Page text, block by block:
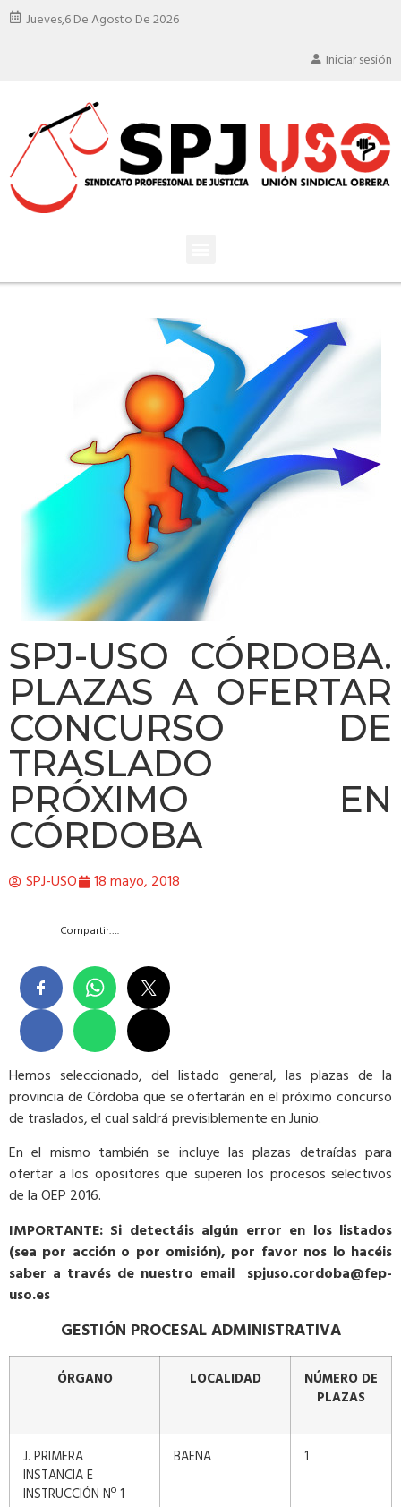
Jueves,6 De Agosto De 2026
Iniciar sesión
SPJ-USO CÓRDOBA.
PLAZAS A OFERTAR
CONCURSO DE
TRASLADO
PRÓXIMO EN
CÓRDOBA
SPJ-USO 18 mayo, 2018
Compartir….
Hemos seleccionado, del listado general, las plazas de la
provincia de Córdoba que se ofertarán en el próximo concurso
de traslados, el cual saldrá previsiblemente en Junio.
En el mismo también se incluye las plazas detraídas para
ofertar a los opositores que superen los procesos selectivos
de la OEP 2016.
IMPORTANTE: Si detectáis algún error en los listados
(sea por acción o por omisión), por favor nos lo hacéis
saber a través de nuestro email spjuso.cordoba@fep-
uso.es
GESTIÓN PROCESAL ADMINISTRATIVA
ÓRGANO LOCALIDAD
NÚMERO DE
PLAZAS
J. PRIMERA
INSTANCIA E
INSTRUCCIÓN Nº 1
BAENA 1